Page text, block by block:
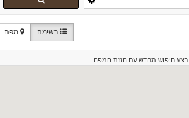
רשימה מפה
בצע חיפוש מחדש עם הזזת המפה